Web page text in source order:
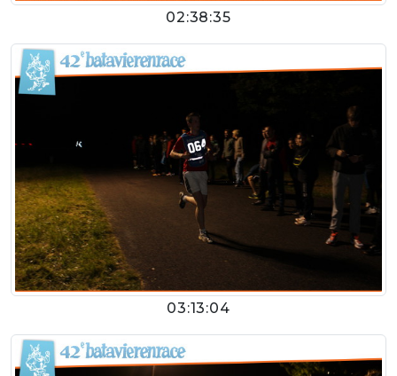
02:38:35
03:13:04